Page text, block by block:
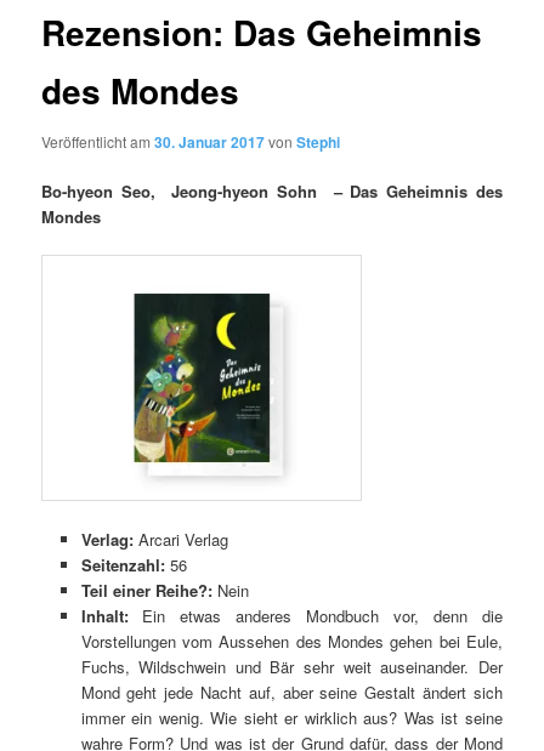
Rezension: Das Geheimnis
des Mondes
Veröffentlicht am30. Januar 2017vonStephi
Bo-hyeon Seo, Jeong-hyeon Sohn – Das Geheimnis des
Mondes
Verlag:Arcari Verlag
Seitenzahl: 56
Teil einer Reihe?: Nein
Inhalt: Ein etwas anderes Mondbuch vor, denn die
Vorstellungen vom Aussehen des Mondes gehen bei Eule,
Fuchs, Wildschwein und Bär sehr weit auseinander. Der
Mond geht jede Nacht auf, aber seine Gestalt ändert sich
immer ein wenig. Wie sieht er wirklich aus? Was ist seine
wahre Form? Und was ist der Grund dafür, dass der Mond